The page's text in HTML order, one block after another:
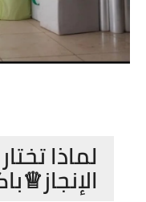
لماذا